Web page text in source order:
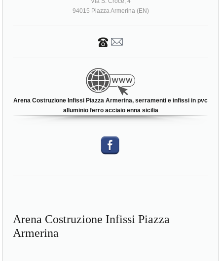
94015 Piazza Armerina (EN)
Arena Costruzione Infissi Piazza Armerina, serramenti e infissi in pvc
alluminio ferro acciaio enna sicilia
Arena Costruzione Infissi Piazza
Armerina